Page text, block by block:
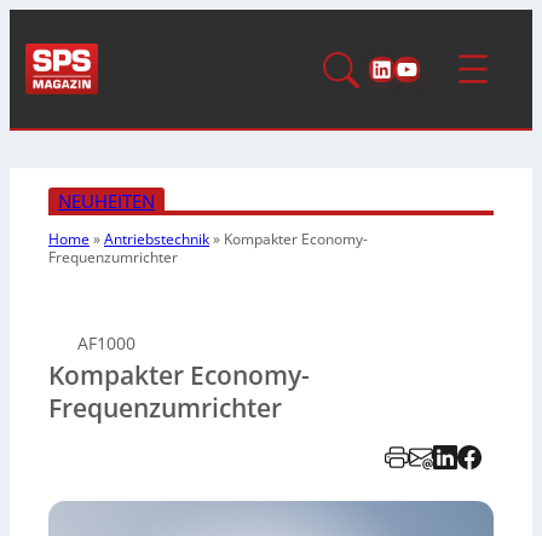
LinkedIn
YouTube
NEUHEITEN
Home»Antriebstechnik» Kompakter Economy-
Frequenzumrichter
AF1000
Kompakter Economy-
Frequenzumrichter